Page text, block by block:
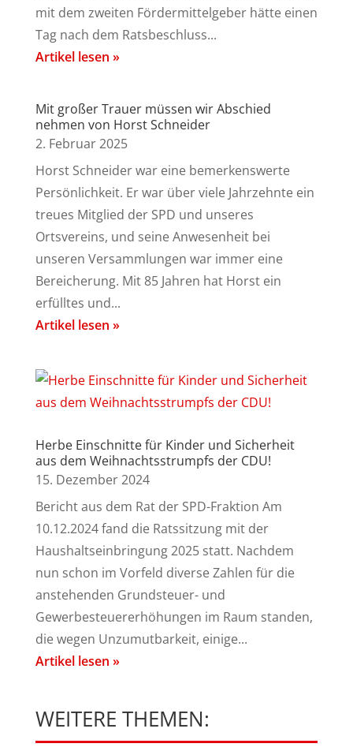
mit dem zweiten Fördermittelgeber hätte einen
Tag nach dem Ratsbeschluss...
Artikel lesen »
Mit großer Trauer müssen wir Abschied
nehmen von Horst Schneider
2. Februar 2025
Horst Schneider war eine bemerkenswerte
Persönlichkeit. Er war über viele Jahrzehnte ein
treues Mitglied der SPD und unseres
Ortsvereins, und seine Anwesenheit bei
unseren Versammlungen war immer eine
Bereicherung. Mit 85 Jahren hat Horst ein
erfülltes und...
Artikel lesen »
Herbe Einschnitte für Kinder und Sicherheit
aus dem Weihnachtsstrumpfs der CDU!
15. Dezember 2024
Bericht aus dem Rat der SPD-Fraktion Am
10.12.2024 fand die Ratssitzung mit der
Haushaltseinbringung 2025 statt. Nachdem
nun schon im Vorfeld diverse Zahlen für die
anstehenden Grundsteuer- und
Gewerbesteuererhöhungen im Raum standen,
die wegen Unzumutbarkeit, einige...
Artikel lesen »
WEITERE THEMEN: